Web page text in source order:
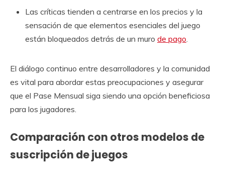
Las críticas tienden a centrarse en los precios y la
sensación de que elementos esenciales del juego
están bloqueados detrás de un muro de pago.
El diálogo continuo entre desarrolladores y la comunidad
es vital para abordar estas preocupaciones y asegurar
que el Pase Mensual siga siendo una opción beneficiosa
para los jugadores.
Comparación con otros modelos de
suscripción de juegos